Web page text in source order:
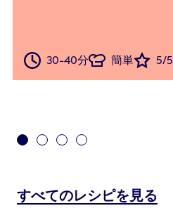
30-40分 簡単 5/5
すべてのレシピを見る